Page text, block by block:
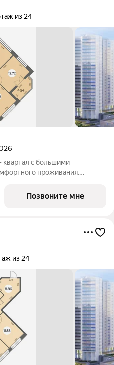
из 24
квартал с большими
проживания.
очереди преобладают двух и
Позвоните мне
из 24